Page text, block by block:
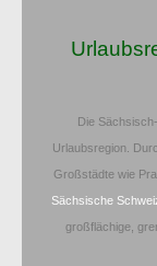
Die
Urlaubsregion.
Großstädte wie
Sächsische
großflächige,